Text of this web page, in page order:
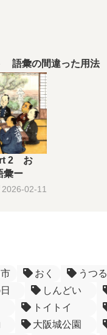
語彙の間違った用法
2 お
彙ー
2026-02-11
おく うつる
しんどい
トイトイ
大阪城公園